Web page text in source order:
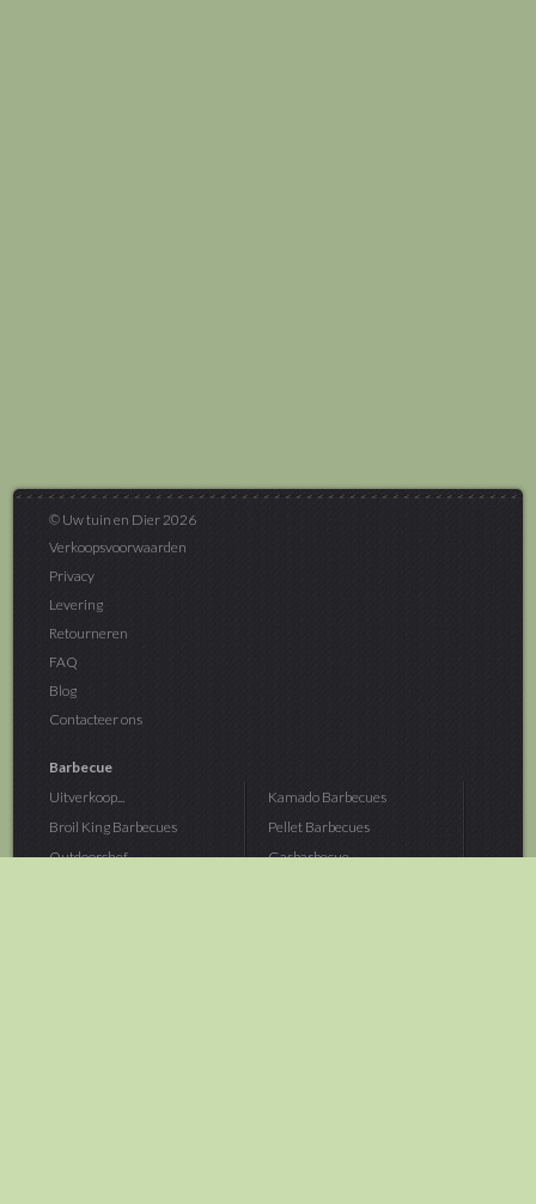
© Uw tuin en Dier 2026
Verkoopsvoorwaarden
Privacy
Levering
Retourneren
FAQ
Blog
Contacteer ons
Barbecue
Uitverkoop...
Broil King Barbecues
Outdoorchef...
Kamado Barbecues
Pellet Barbecues
Gasbarbecue